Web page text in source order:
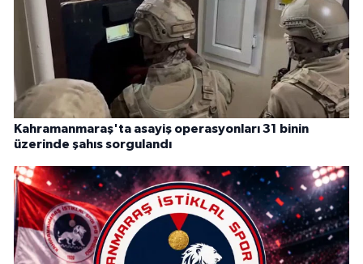
Kahramanmaraş'ta asayiş operasyonları 31 binin
üzerinde şahıs sorgulandı